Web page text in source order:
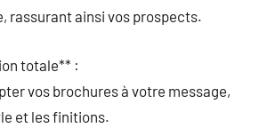
rassurant ainsi vos prospects.
totale** :
vos brochures à votre message,
et les finitions.